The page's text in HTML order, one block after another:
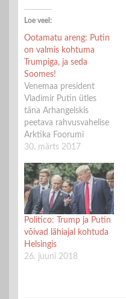
Loe veel:
Ootamatu areng: Putin
on valmis kohtuma
Trumpiga, ja seda
Soomes!
Venemaa president
Vladimir Putin ütles
täna Arhangelskis
peetava rahvusvahelise
Arktika Foorumi
pressikonverentsil, et on
presidendi Donald
Trumpiga. Kahe
presidendi kohtumine
võiks Putini väitel
toimuda Arktilise
nõukogu
tippkohtumisel,
vahendab Helsingin
30. märts 2017
Politico: Trump ja Putin
võivad lähiajal kohtuda
Helsingis
26. juuni 2018